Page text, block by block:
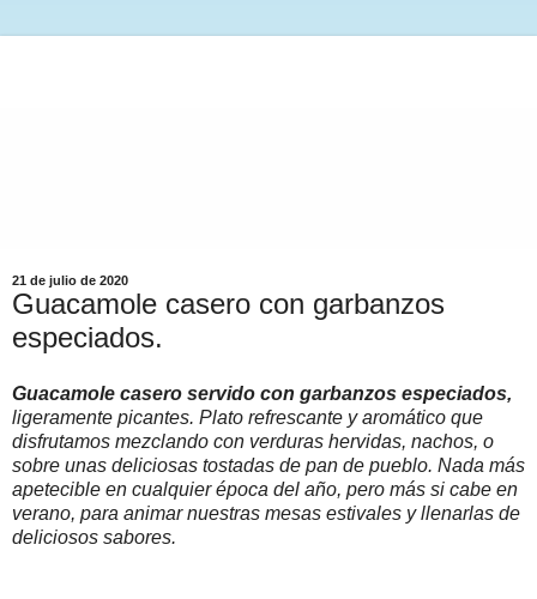
21 de julio de 2020
Guacamole casero con garbanzos
especiados.
Guacamole casero servido con garbanzos especiados,
ligeramente picantes. Plato refrescante y aromático que
disfrutamos mezclando con verduras hervidas, nachos, o
sobre unas deliciosas tostadas de pan de pueblo. Nada más
apetecible en cualquier época del año, pero más si cabe en
verano, para animar nuestras mesas estivales y llenarlas de
deliciosos sabores.